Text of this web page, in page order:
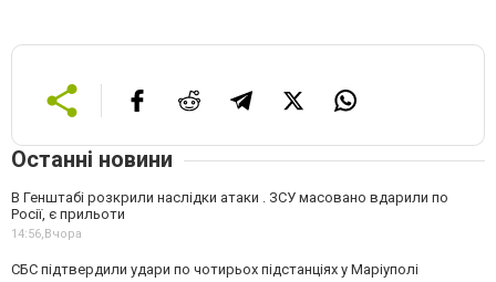
Останні новини
В Генштабі розкрили наслідки атаки . ЗСУ масовано вдарили по
Росії, є прильоти
14:56,Вчора
СБС підтвердили удари по чотирьох підстанціях у Маріуполі